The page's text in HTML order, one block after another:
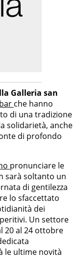
Galleria san
bar che hanno
di una tradizione
solidarietà, anche
di profondo
pronunciare le
sarà soltanto un
di gentilezza
lo sfaccettato
dei
Un settore
20 al 24 ottobre
le ultime novità